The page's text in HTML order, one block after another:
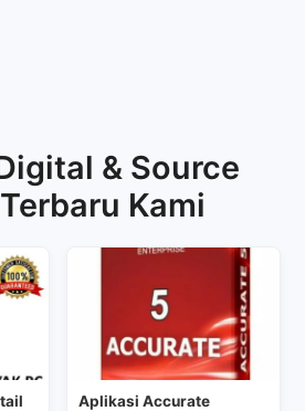
& Source
Kami
>
Aplikasi Accurate